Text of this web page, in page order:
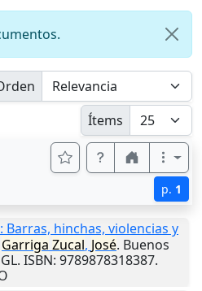
Ítems
p. 1
Barras, hinchas, violencias y
Garriga Zucal, José. Buenos
ISBN: 9789878318387.